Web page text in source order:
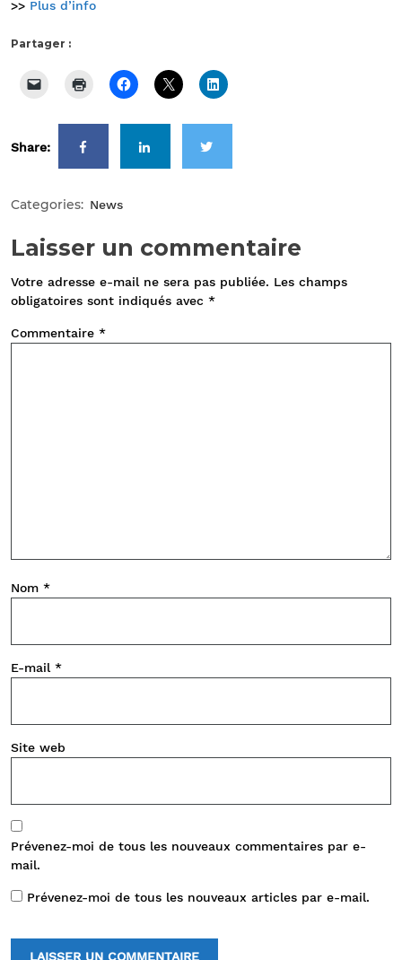
>> Plus d’info
Partager :
Share:
Categories: News
Laisser un commentaire
Votre adresse e-mail ne sera pas publiée. Les champs
obligatoires sont indiqués avec *
Commentaire *
Nom *
E-mail *
Site web
Prévenez-moi de tous les nouveaux commentaires par e-
mail.
Prévenez-moi de tous les nouveaux articles par e-mail.